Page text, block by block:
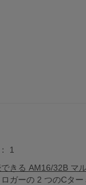
1
きる AM16/32B マ
ガーの 2 つのCタ